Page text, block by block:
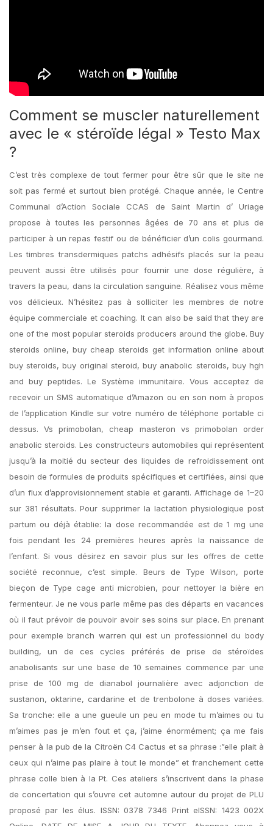
Comment se muscler naturellement
avec le « stéroïde légal » Testo Max
?
C’est très complexe de tout fermer pour être sûr que le site ne
soit pas fermé et surtout bien protégé. Chaque année, le Centre
Communal d’Action Sociale CCAS de Saint Martin d’ Uriage
propose à toutes les personnes âgées de 70 ans et plus de
participer à un repas festif ou de bénéficier d’un colis gourmand.
Les timbres transdermiques patchs adhésifs placés sur la peau
peuvent aussi être utilisés pour fournir une dose régulière, à
travers la peau, dans la circulation sanguine. Réalisez vous même
vos délicieux. N’hésitez pas à solliciter les membres de notre
équipe commerciale et coaching. It can also be said that they are
one of the most popular steroids producers around the globe. Buy
steroids online, buy cheap steroids get information online about
buy steroids, buy original steroid, buy anabolic steroids, buy hgh
and buy peptides. Le Système immunitaire. Vous acceptez de
recevoir un SMS automatique d’Amazon ou en son nom à propos
de l’application Kindle sur votre numéro de téléphone portable ci
dessus. Vs primobolan, cheap masteron vs primobolan order
anabolic steroids. Les constructeurs automobiles qui représentent
jusqu’à la moitié du secteur des liquides de refroidissement ont
besoin de formules de produits spécifiques et certifiées, ainsi que
d’un flux d’approvisionnement stable et garanti. Affichage de 1–20
sur 381 résultats. Pour supprimer la lactation physiologique post
partum ou déjà établie: la dose recommandée est de 1 mg une
fois pendant les 24 premières heures après la naissance de
l’enfant. Si vous désirez en savoir plus sur les offres de cette
société reconnue, c’est simple. Beurs de Type Wilson, porte
bieçon de Type cage anti microbien, pour nettoyer la bière en
fermenteur. Je ne vous parle même pas des départs en vacances
où il faut prévoir de pouvoir avoir ses soins sur place. En prenant
pour exemple branch warren qui est un professionnel du body
building, un de ces cycles préférés de prise de stéroïdes
anabolisants sur une base de 10 semaines commence par une
prise de 100 mg de dianabol journalière avec adjonction de
sustanon, oktarine, cardarine et de trenbolone à doses variées.
Sa tronche: elle a une gueule un peu en mode tu m’aimes ou tu
m’aimes pas je m’en fout et ça, j’aime énormément; ça me fais
penser à la pub de la Citroën C4 Cactus et sa phrase :”elle plait à
ceux qui n’aime pas plaire à tout le monde” et franchement cette
phrase colle bien à la Pt. Ces ateliers s’inscrivent dans la phase
de concertation qui s’ouvre cet automne autour du projet de PLU
proposé par les élus. ISSN: 0378 7346 Print eISSN: 1423 002X